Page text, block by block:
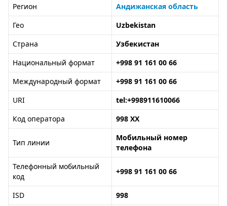
Регион
Андижанская область
Гео
Uzbekistan
Страна
Узбекистан
Национальный формат
+998 91 161 00 66
Международный формат
+998 91 161 00 66
URI
tel:+998911610066
Код оператора
998 XX
Тип линии
Мобильный номер
телефона
Телефонный мобильный
код
+998 91 161 00 66
ISD
998